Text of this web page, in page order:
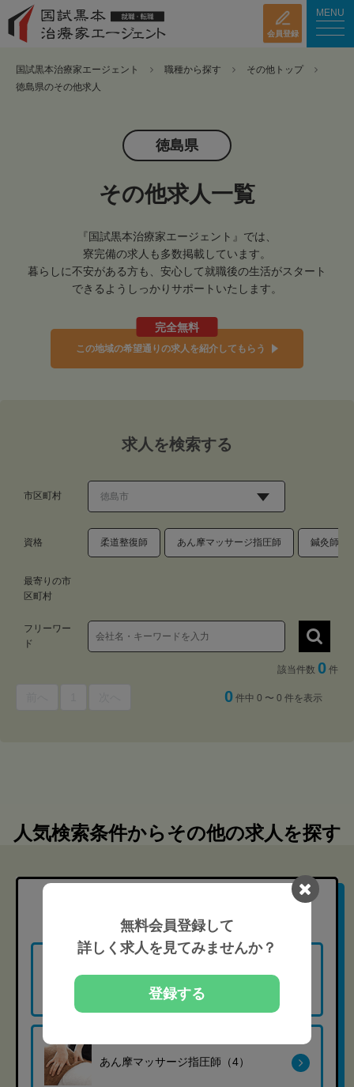
会員登録
MENU
国試黒本治療家エージェント 職種から探す
その他トップ
徳島県のその他求人
徳島県
その他求人一覧
『国試黒本治療家エージェント』では、
寮完備の求人も多数掲載しています。
暮らしに不安がある方も、安心して就職後の生活がスタート
できるようしっかりサポートいたします。
完全無料
この地域の希望通りの求人を紹介してもらう
求人を検索する
市区町村
資格 柔道整復師 あん摩マッサージ指圧師 鍼灸師
最寄りの市
区町村
フリーワー
ド
該当件数 0 件
0 件中 0 〜 0 件を表示
人気検索条件からその他の求人を探す
職種から探す
あん摩マッサージ指圧師（4）
無料会員登録して
詳しく求人を見てみませんか？
登録する